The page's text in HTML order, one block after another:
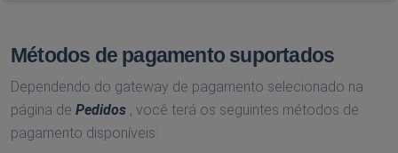
Métodos de pagamento suportados
Dependendo do gateway de pagamento selecionado na
página de Pedidos , você terá os seguintes métodos de
pagamento disponíveis: